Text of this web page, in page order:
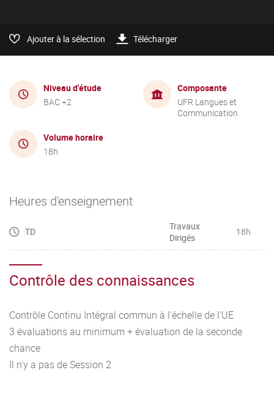
Ajouter à la sélection Télécharger
Niveau d'étude
BAC +2
Composante
UFR Langues et
Communication
Volume horaire
18h
Heures d'enseignement
TD
Travaux
Dirigés
18h
Contrôle des connaissances
Contrôle Continu Intégral commun à l'échelle de l'UE
3 évaluations au minimum + évaluation de la seconde
chance
Il n'y a pas de Session 2